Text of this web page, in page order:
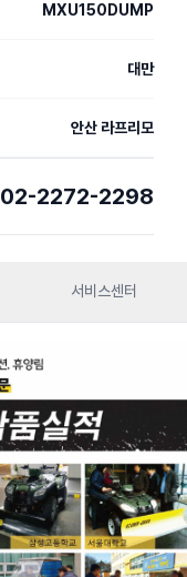
MXU150DUMP
대만
안산 라프리모
02-2272-2298
서비스센터